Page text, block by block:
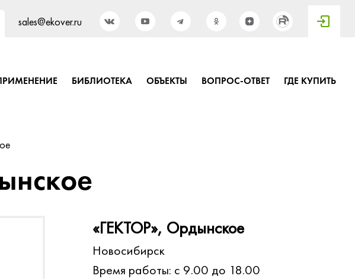
sales@ekover.ru
БИБЛИОТЕКА ОБЪЕКТЫ ВОПРОС-ОТВЕТ ГДЕ КУПИТЬ
«ГЕКТОР», Ордынское
Новосибирск
Время работы: с 9.00 до 18.00